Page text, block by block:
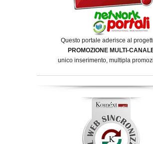
Questo portale aderisce al
PROMOZIONE MULTI-
unico inserimento, multipla